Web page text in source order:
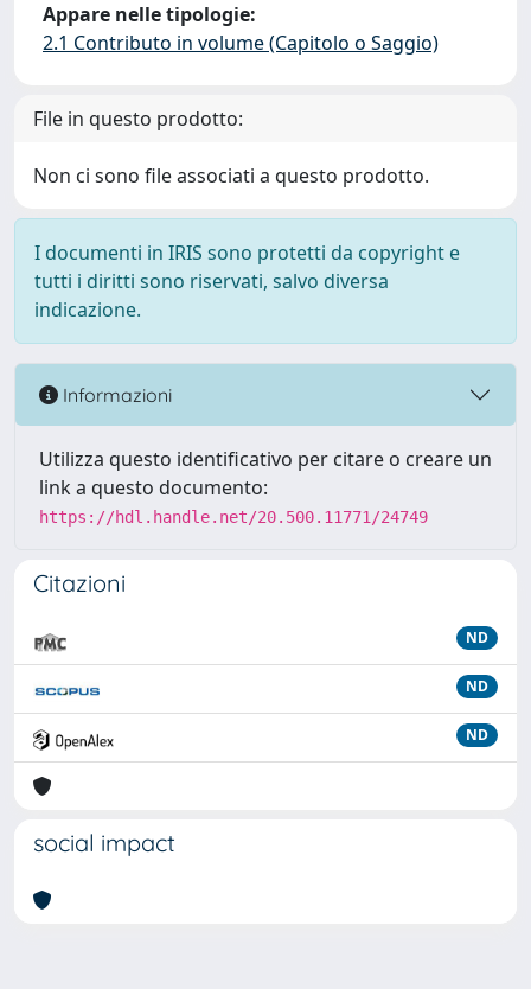
Appare nelle tipologie:
2.1 Contributo in volume (Capitolo o Saggio)
File in questo prodotto:
Non ci sono file associati a questo prodotto.
I documenti in IRIS sono protetti da copyright e
tutti i diritti sono riservati, salvo diversa
indicazione.
Informazioni
Utilizza questo identificativo per citare o creare un
link a questo documento:
https://hdl.handle.net/20.500.11771/24749
Citazioni
ND
ND
ND
social impact